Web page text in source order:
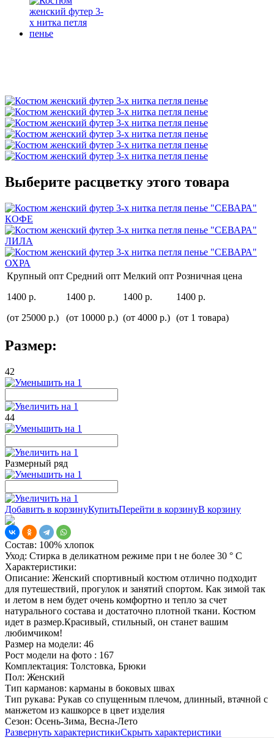
Выберите расцветку этого товара
Крупный опт
1400 р.
(от 25000 р.)
Средний опт
1400 р.
(от 10000 р.)
Мелкий опт
1400 р.
(от 4000 р.)
Розничная цена
1400 р.
(от 1 товара)
Размер:
42
44
Размерный ряд
Добавить в корзинуКупитьПерейти в корзинуВ корзину
Состав: 100% хлопок
Уход: Стирка в деликатном режиме при t не более 30 ° С
Характеристики:
Описание: Женский спортивный костюм отлично подходит
для путешествий, прогулок и занятий спортом. Как зимой так
и летом в нем будет очень комфортно и тепло за счет
натурального состава и достаточно плотной ткани. Костюм
идет в размер.Красивый, стильный, он станет вашим
любимчиком!
Размер на модели: 46
Рост модели на фото : 167
Комплектация: Толстовка, Брюки
Пол: Женский
Тип карманов: карманы в боковых швах
Тип рукава: Рукав со спущенным плечом, длинный, втачной с
манжетом из кашкорсе в цвет изделия
Сезон: Осень-Зима, Весна-Лето
Развернуть характеристикиСкрыть характеристики